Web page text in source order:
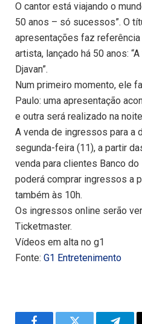
O cantor está viajando o
50 anos – só sucessos”. O
apresentações faz
artista, lançado há 50 anos:
Djavan”.
Num primeiro momento, ele
Paulo: uma apresentação
e outra será realizado na
A venda de ingressos para a
segunda-feira (11), a partir
venda para clientes Banco
poderá comprar ingressos a
também às 10h.
Os ingressos online serão
Ticketmaster.
Vídeos em alta no g1
Fonte: G1 Entretenimento